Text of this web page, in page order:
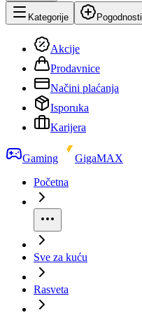
Kategorije Pogodnosti
Akcije
Prodavnice
Načini plaćanja
Isporuka
Karijera
Gaming
GigaMAX
Početna
Sve za kuću
Rasveta